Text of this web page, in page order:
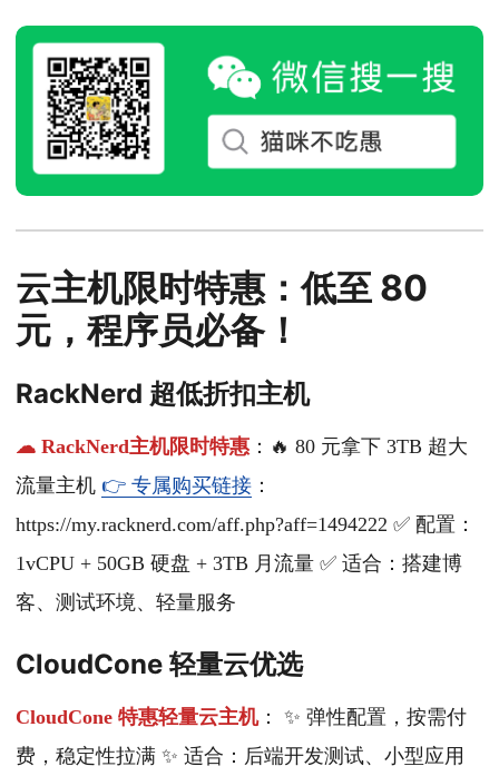
云主机限时特惠：低至 80
元，程序员必备！
RackNerd 超低折扣主机
☁ RackNerd主机限时特惠 ：🔥 80 元拿下 3TB 超大
流量主机 👉 专属购买链接 ：
https://my.racknerd.com/aff.php?aff=1494222 ✅ 配置：
1vCPU + 50GB 硬盘 + 3TB 月流量 ✅ 适合：搭建博
客、测试环境、轻量服务
CloudCone 轻量云优选
CloudCone 特惠轻量云主机： ✨ 弹性配置，按需付
费，稳定性拉满 ✨ 适合：后端开发测试、小型应用